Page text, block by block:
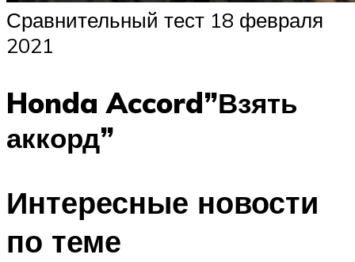
Сравнительный тест 18 февраля
2021
Honda Accord”Взять
аккорд”
Интересные новости
по теме